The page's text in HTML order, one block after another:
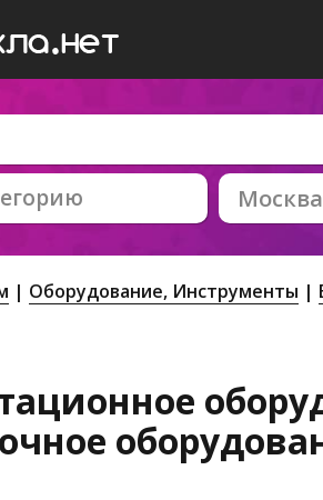
Москва
Оборудование, Инструменты